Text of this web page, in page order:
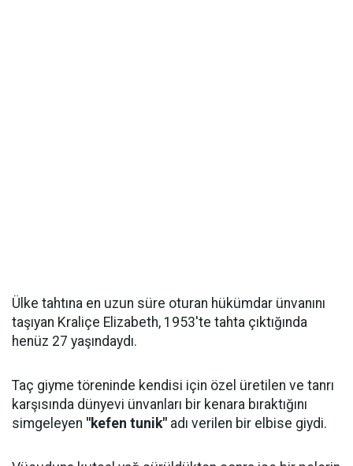
Ülke tahtına en uzun süre oturan hükümdar ünvanını
taşıyan Kraliçe Elizabeth, 1953'te tahta çıktığında
henüz 27 yaşındaydı.
Taç giyme töreninde kendisi için özel üretilen ve tanrı
karşısında dünyevi ünvanları bir kenara bıraktığını
simgeleyen "kefen tunik" adı verilen bir elbise giydi.